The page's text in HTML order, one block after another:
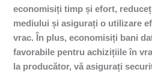
economisiți timp și efort,
mediului și asigurați o utilizare
vrac. În plus, economisiți bani
favorabile pentru achizițiile în
la producător, vă asigurați